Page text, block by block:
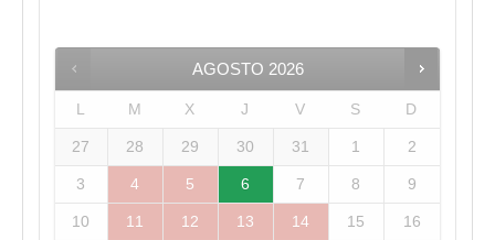
AGOSTO 2026
L M X J V S D
27 28 29 30 31 1 2
3 4 5 6 7 8 9
10 11 12 13 14 15 16